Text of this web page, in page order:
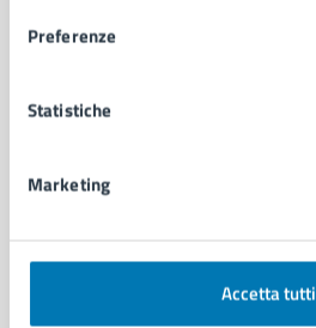
Preferenze
Statistiche
Marketing
Accetta tutti
Intranet, posta aziendale e protocollo
CATEGORIE DI SERVIZIO
Anagrafe e stato civile
Autorizzazioni
Documenti e certificati